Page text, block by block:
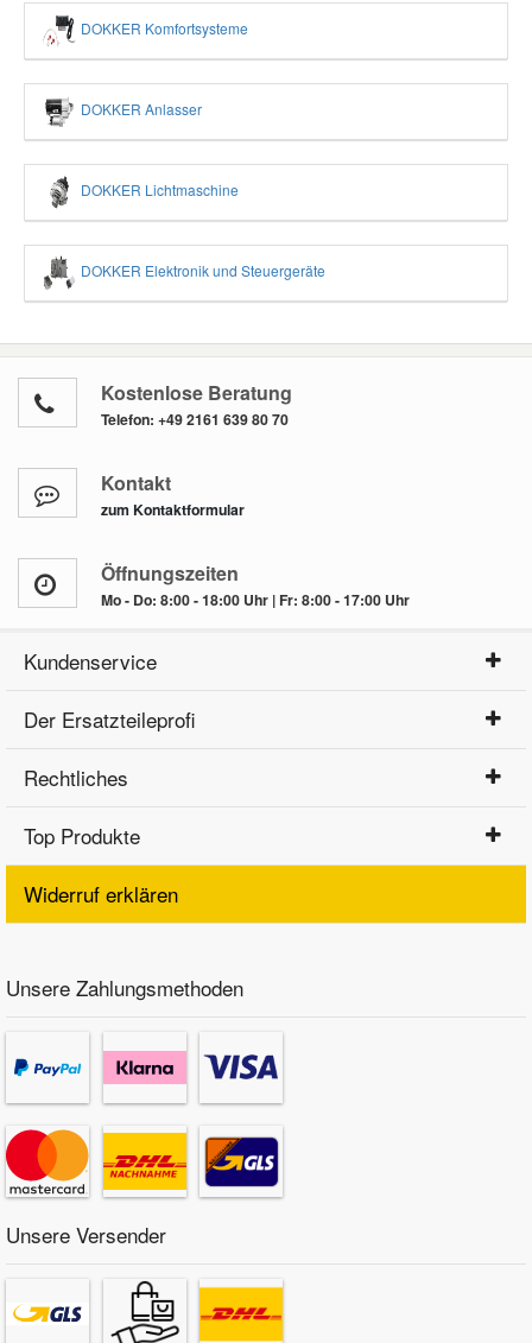
DOKKER Komfortsysteme
DOKKER Anlasser
DOKKER Lichtmaschine
DOKKER Elektronik und Steuergeräte
Kostenlose Beratung
Telefon: +49 2161 639 80 70
Kontakt
zum Kontaktformular
Öffnungszeiten
Mo - Do: 8:00 - 18:00 Uhr | Fr: 8:00 - 17:00 Uhr
Kundenservice
Der Ersatzteileprofi
Rechtliches
Top Produkte
Widerruf erklären
Unsere Zahlungsmethoden
Unsere Versender